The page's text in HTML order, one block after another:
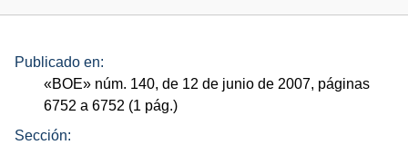
Publicado en:
«BOE» núm. 140, de 12 de junio de 2007, páginas
6752 a 6752 (1 pág.)
Sección: